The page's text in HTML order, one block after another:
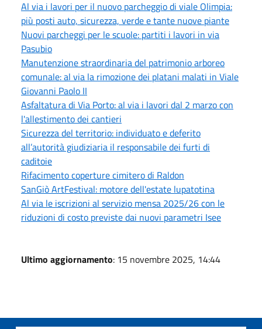
Al via i lavori per il nuovo parcheggio di viale Olimpia:
più posti auto, sicurezza, verde e tante nuove piante
Nuovi parcheggi per le scuole: partiti i lavori in via
Pasubio
Manutenzione straordinaria del patrimonio arboreo
comunale: al via la rimozione dei platani malati in Viale
Giovanni Paolo II
Asfaltatura di Via Porto: al via i lavori dal 2 marzo con
l'allestimento dei cantieri
Sicurezza del territorio: individuato e deferito
all’autorità giudiziaria il responsabile dei furti di
caditoie
Rifacimento coperture cimitero di Raldon
SanGiò ArtFestival: motore dell'estate lupatotina
Al via le iscrizioni al servizio mensa 2025/26 con le
riduzioni di costo previste dai nuovi parametri Isee
Ultimo aggiornamento: 15 novembre 2025, 14:44